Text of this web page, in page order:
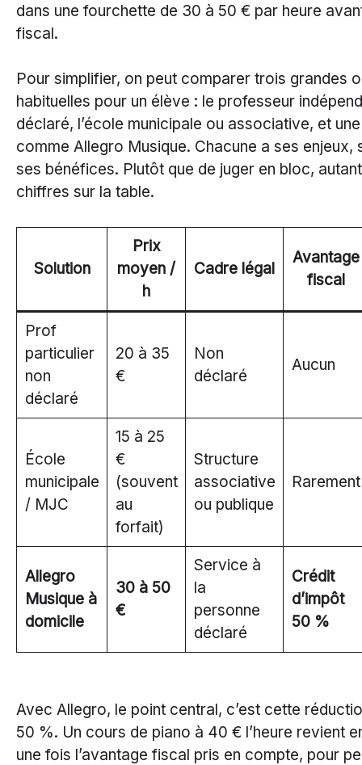
dans une fourchette de 30 à 50 € par heure
fiscal.
Pour simplifier, on peut comparer trois grandes
habituelles pour un élève : le professeur
déclaré, l’école municipale ou associative, et
comme Allegro Musique. Chacune a ses enjeux,
ses bénéfices. Plutôt que de juger en bloc,
chiffres sur la table.
Solution
Prix
moyen /
h
Cadre légal
Avantage
fiscal
Prof
particulier
non
déclaré
20 à 35
€
Non
déclaré
Aucun
École
municipale
/ MJC
15 à 25
€
(souvent
au
forfait)
Structure
associative
ou publique
Rarement
Allegro
Musique à
domicile
30 à 50
€
Service à
la
personne
déclaré
Crédit
d’impôt
50 %
Avec Allegro, le point central, c’est cette
50 %. Un cours de piano à 40 € l’heure revient
une fois l’avantage fiscal pris en compte, pour